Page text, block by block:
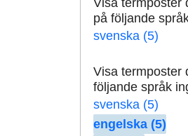
på följande
svenska (5)
Visa termposter
följande språk
svenska (5)
engelska (5)